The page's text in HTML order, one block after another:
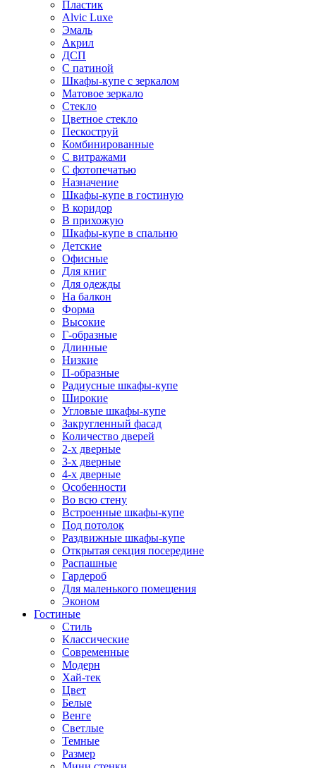
Пластик
Alvic Luxe
Эмаль
Акрил
ДСП
С патиной
Шкафы-купе с зеркалом
Матовое зеркало
Стекло
Цветное стекло
Пескоструй
Комбинированные
С витражами
С фотопечатью
Назначение
Шкафы-купе в гостиную
В коридор
В прихожую
Шкафы-купе в спальню
Детские
Офисные
Для книг
Для одежды
На балкон
Форма
Высокие
Г-образные
Длинные
Низкие
П-образные
Радиусные шкафы-купе
Широкие
Угловые шкафы-купе
Закругленный фасад
Количество дверей
2-х дверные
3-х дверные
4-х дверные
Особенности
Во всю стену
Встроенные шкафы-купе
Под потолок
Раздвижные шкафы-купе
Открытая секция посередине
Распашные
Гардероб
Для маленького помещения
Эконом
Гостиные
Стиль
Классические
Современные
Модерн
Хай-тек
Цвет
Белые
Венге
Светлые
Темные
Размер